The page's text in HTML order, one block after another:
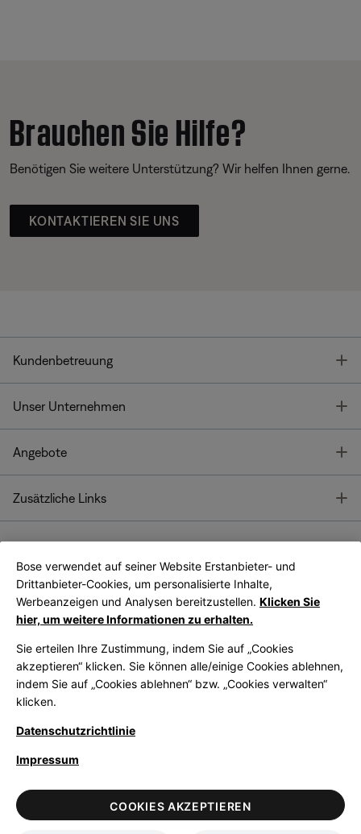
Brauchen Sie Hilfe?
Benötigen Sie weitere Unterstützung? Wir helfen Ihnen gerne.
KONTAKTIEREN SIE UNS
Kundenbetreuung
Unser Unternehmen
Angebote
Zusätzliche Links
Bose App
Bose Connect
App
LegalDatenschutzrichtlinieZugänglichkeitHinweis zu Cookies
VerkaufsbedingungenNutzungsbedingungen
Bose verwendet auf seiner Website Erstanbieter- und
Drittanbieter-Cookies, um personalisierte Inhalte,
Werbeanzeigen und Analysen bereitzustellen. Klicken Sie
hier, um weitere Informationen zu erhalten.
Sie erteilen Ihre Zustimmung, indem Sie auf „Cookies
akzeptieren“ klicken. Sie können alle/einige Cookies ablehnen,
indem Sie auf „Cookies ablehnen“ bzw. „Cookies verwalten“
klicken.
Datenschutzrichtlinie
Impressum
COOKIES AKZEPTIEREN